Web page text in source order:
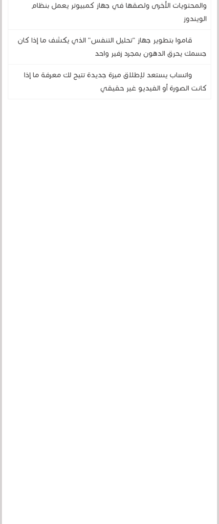
والمحتويات الأخرى ولصقها في جهاز كمبيوتر يعمل بنظام
الويندوز
قاموا بتطوير جهاز "تحليل التنفس" الذي يكشف ما إذا كان
جسمك يحرق الدهون بمجرد زفير واحد
واتساب يستعد لإطلاق ميزة جديدة تتيح لك معرفة ما إذا
كانت الصورة أو الفيديو غير حقيقي